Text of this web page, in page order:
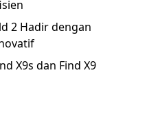
2 Hadir dengan
X9s dan Find X9